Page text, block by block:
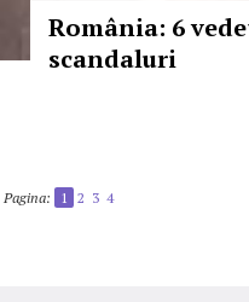
România: 6
scandaluri
Pagina: 1 2 3 4